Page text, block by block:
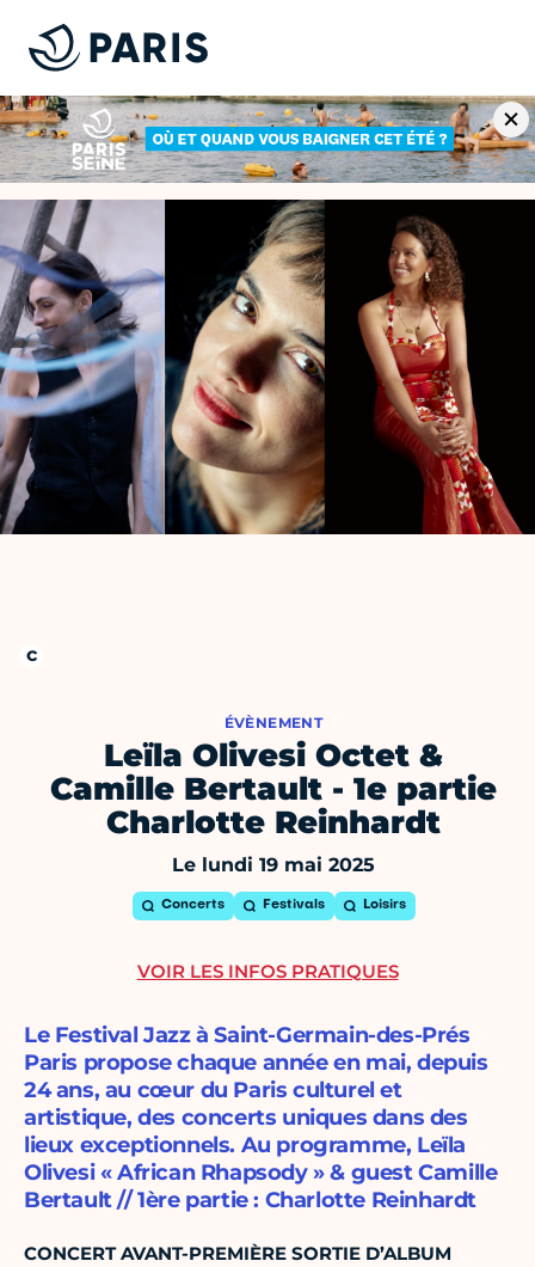
ÉVÈNEMENT
Leïla Olivesi Octet &
Camille Bertault - 1e partie
Charlotte Reinhardt
Le lundi 19 mai 2025
Concerts Festivals Loisirs
Le Festival Jazz à Saint-Germain-des-Prés
Paris propose chaque année en mai, depuis
24 ans, au cœur du Paris culturel et
artistique, des concerts uniques dans des
lieux exceptionnels. Au programme, Leïla
Olivesi « African Rhapsody » & guest Camille
Bertault // 1ère partie : Charlotte Reinhardt
CONCERT AVANT-PREMIÈRE SORTIE D’ALBUM
VOIR LES INFOS PRATIQUES